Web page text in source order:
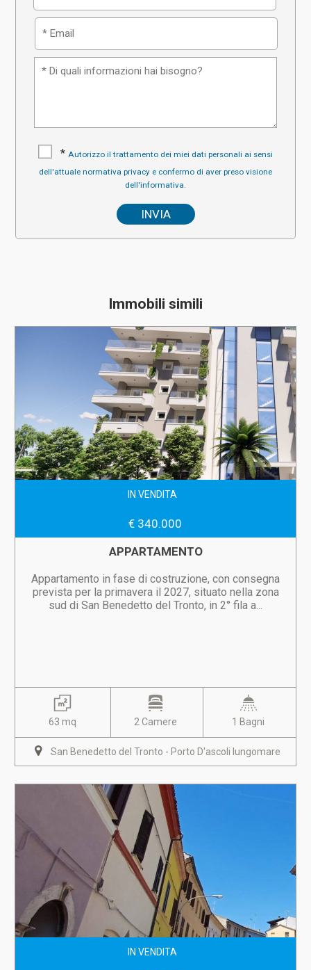
* Autorizzo il trattamento dei miei dati personali ai sensi
dell'attuale normativa privacy e confermo di aver preso visione
dell'informativa.
Immobili simili
IN VENDITA
€ 340.000
APPARTAMENTO
Appartamento in fase di costruzione, con consegna
prevista per la primavera il 2027, situato nella zona
sud di San Benedetto del Tronto, in 2° fila a...
63 mq 2 Camere 1 Bagni
San Benedetto del Tronto - Porto D'ascoli lungomare
IN VENDITA